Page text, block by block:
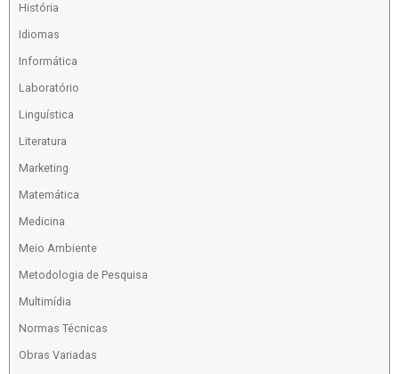
História
Idiomas
Informática
Laboratório
Linguística
Literatura
Marketing
Matemática
Medicina
Meio Ambiente
Metodologia de Pesquisa
Multimídia
Normas Técnicas
Obras Variadas